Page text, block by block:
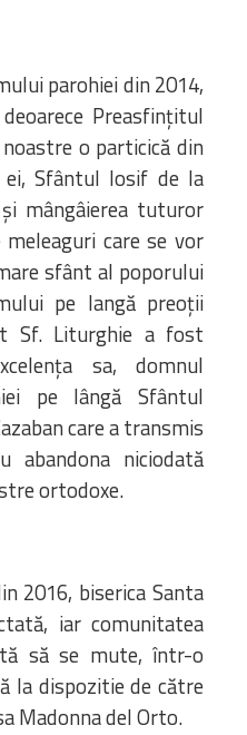
parohiei din 2014,
Preasfințitul
o particică din
Sfântul Iosif de la
mângâierea tuturor
care se vor
sfânt al poporului
pe langă preoții
Sf. Liturghie a fost
sa, domnul
pe lângă Sfântul
care a transmis
abandona niciodată
ortodoxe.
2016, biserica Santa
iar comunitatea
să se mute, într-o
la dispozitie de către
Madonna del Orto.